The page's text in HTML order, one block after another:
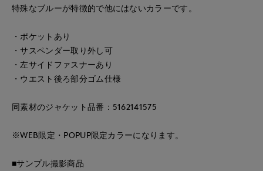
特殊なブルーが特徴的で他にはないカラーです。
・ポケットあり
・サスペンダー取り外し可
・左サイドファスナーあり
・ウエスト後ろ部分ゴム仕様
同素材のジャケット品番：5162141575
※WEB限定・POPUP限定カラーになります。
■サンプル撮影商品